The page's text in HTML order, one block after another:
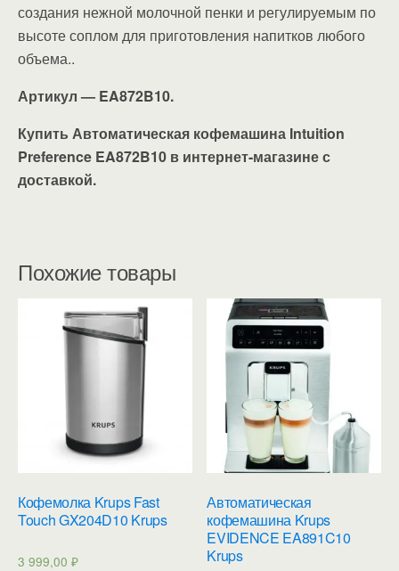
создания нежной молочной пенки и регулируемым по
высоте соплом для приготовления напитков любого
объема..
Артикул — EA872B10.
Купить Автоматическая кофемашина Intuition
Preference EA872B10 в интернет-магазине с
доставкой.
Похожие товары
Кофемолка Krups Fast
Touch GX204D10 Krups
3 999,00 ₽
Автоматическая
кофемашина Krups
EVIDENCE EA891C10
Krups